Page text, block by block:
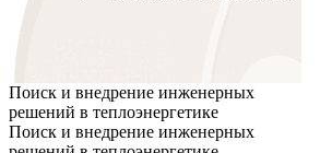
Поиск и внедрение инженерных
решений в теплоэнергетике
Поиск и внедрение инженерных